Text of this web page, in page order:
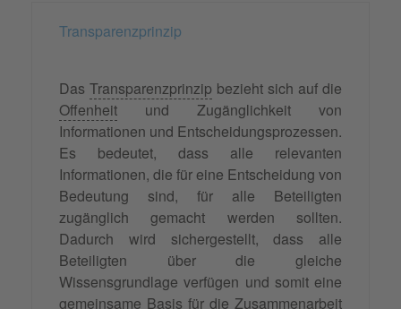
Transparenzprinzip
Das Transparenzprinzip bezieht sich auf die
Offenheit und Zugänglichkeit von
Informationen und Entscheidungsprozessen.
Es bedeutet, dass alle relevanten
Informationen, die für eine Entscheidung von
Bedeutung sind, für alle Beteiligten
zugänglich gemacht werden sollten.
Dadurch wird sichergestellt, dass alle
Beteiligten über die gleiche
Wissensgrundlage verfügen und somit eine
gemeinsame Basis für die Zusammenarbeit